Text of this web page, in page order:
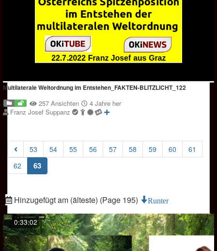
Multilaterale Weltordnung im Entstehen_FAKTEN-BLITZLICHT_122
257 Ansichten
4 Jahre her
Franz Josef Suppanz
53 54 55 56 57 58 59 60
61
62
63(current)
Hinzugefügt am (älteste) (Page 195) Runter
0:33:02